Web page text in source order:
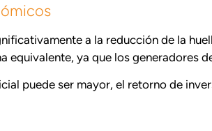
a la reducción de la
equivalente, ya que los generadores
puede ser mayor, el retorno de